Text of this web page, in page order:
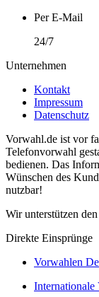
Per E-Mail
24/7
Unternehmen
Kontakt
Impressum
Datenschutz
Vorwahl.de ist vor
Telefonvorwahl
bedienen. Das
Wünschen des
nutzbar!
Wir unterstützen den
Direkte Einsprünge
Vorwahlen
Internationale